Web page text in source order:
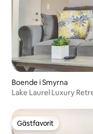
Boende i Smyrna
Lake Laurel Luxury
Gästfavorit
Gästfavorit